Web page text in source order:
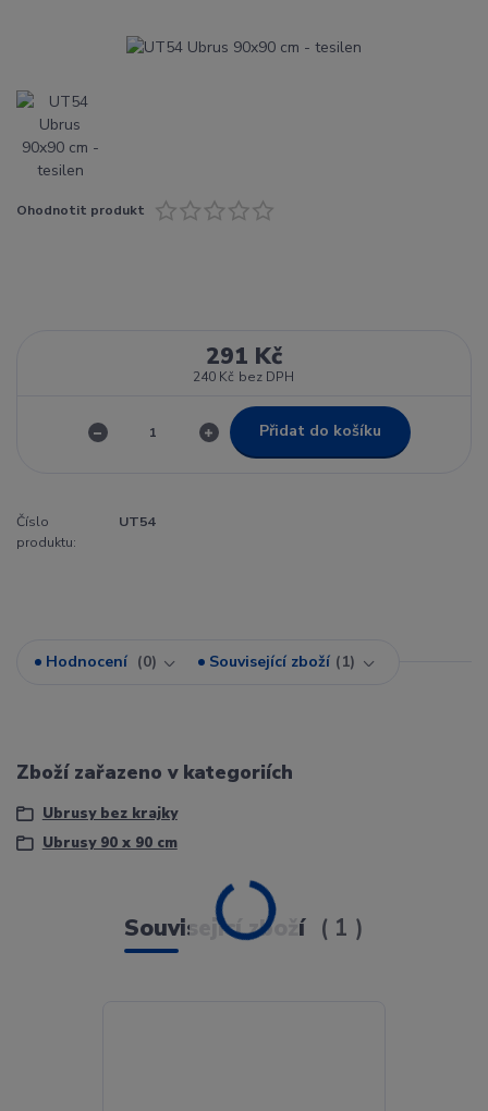
Ohodnotit produkt
291 Kč
240 Kč bez DPH
Přidat do košíku
Číslo
produktu:
UT54
Hodnocení 0 Související zboží 1
Zboží zařazeno v kategoriích
Ubrusy bez krajky
Ubrusy 90 x 90 cm
Související zboží 1